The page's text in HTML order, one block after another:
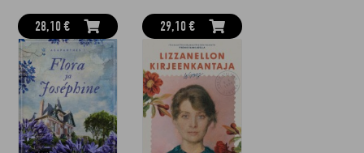
28,10 € 29,10 €